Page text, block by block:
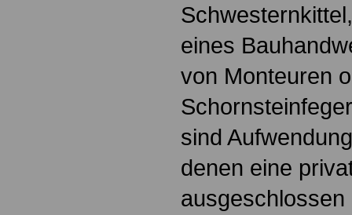
eines
von Monteuren
sind
denen eine